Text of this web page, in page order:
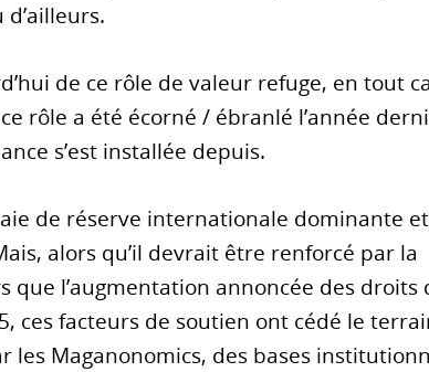
de ce rôle de valeur refuge, en tout
rôle a été écorné / ébranlé l’année
s’est installée depuis.
de réserve internationale dominante
alors qu’il devrait être renforcé par la
l’augmentation annoncée des droits
ces facteurs de soutien ont cédé le
les Maganonomics, des bases